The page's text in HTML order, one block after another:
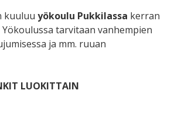
kuuluu yökoulu Pukkilassa kerran
tarvitaan vanhempien
ja mm. ruuan
LUOKITTAIN